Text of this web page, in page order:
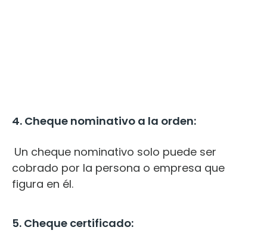
4. Cheque nominativo a la orden:
Un cheque nominativo solo puede ser
cobrado por la persona o empresa que
figura en él.
5. Cheque certificado: